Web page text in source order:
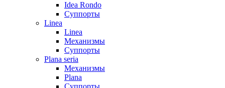
Idea Rondo
Суппорты
Linea
Linea
Механизмы
Суппорты
Plana seria
Механизмы
Plana
Суппорты